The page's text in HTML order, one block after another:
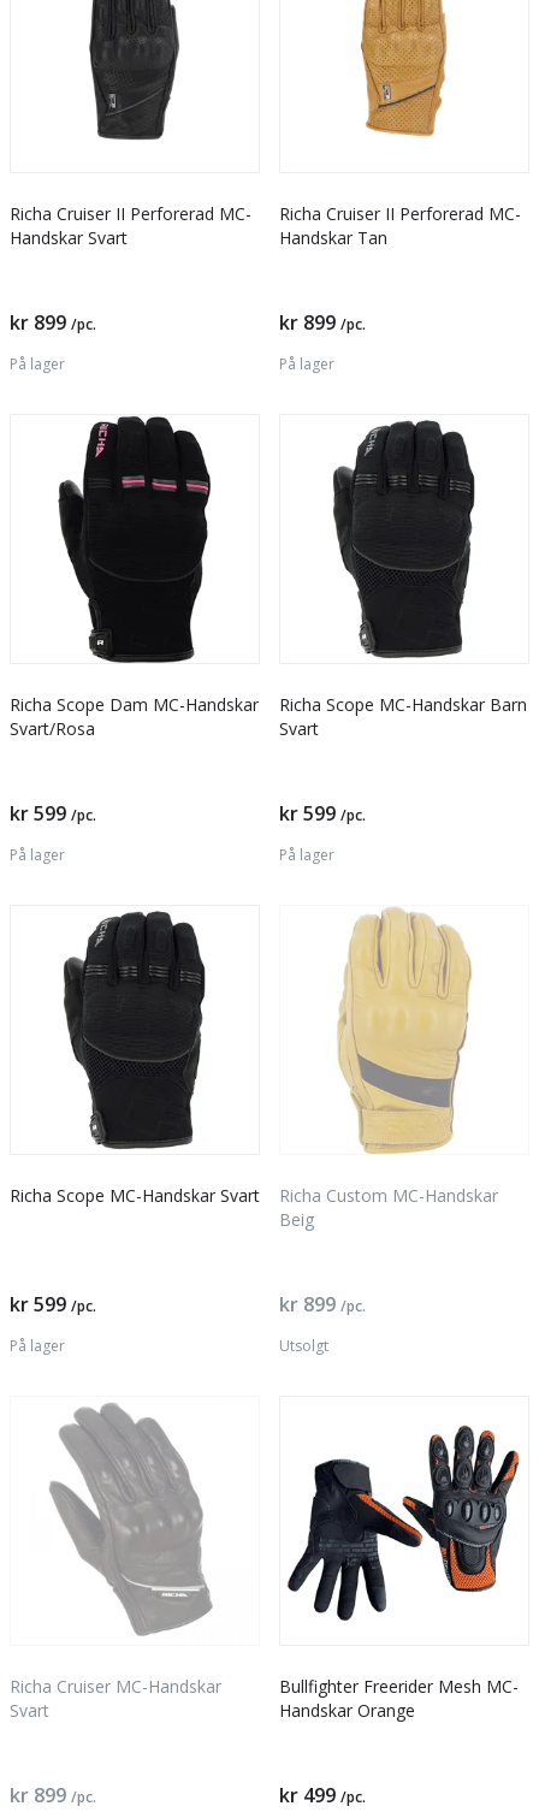
Richa Cruiser II Perforerad MC-
Handskar Svart
kr 899 /pc.
På lager
Richa Cruiser II Perforerad MC-
Handskar Tan
kr 899 /pc.
På lager
Richa Scope Dam MC-Handskar
Svart/Rosa
kr 599 /pc.
På lager
Richa Scope MC-Handskar Barn
Svart
kr 599 /pc.
På lager
Richa Scope MC-Handskar Svart
kr 599 /pc.
På lager
Richa Custom MC-Handskar
Beig
kr 899 /pc.
Utsolgt
Richa Cruiser MC-Handskar
Svart
kr 899 /pc.
Bullfighter Freerider Mesh MC-
Handskar Orange
kr 499 /pc.